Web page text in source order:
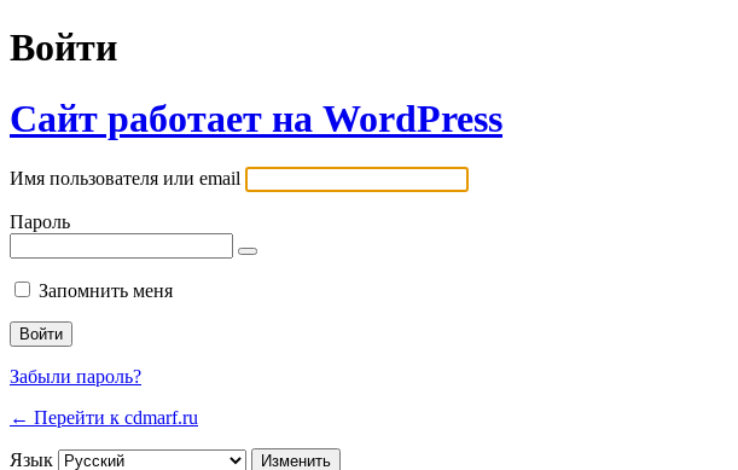
Войти
Сайт работает на WordPress
Имя пользователя или email
Пароль
Запомнить меня
Забыли пароль?
← Перейти к cdmarf.ru
Язык